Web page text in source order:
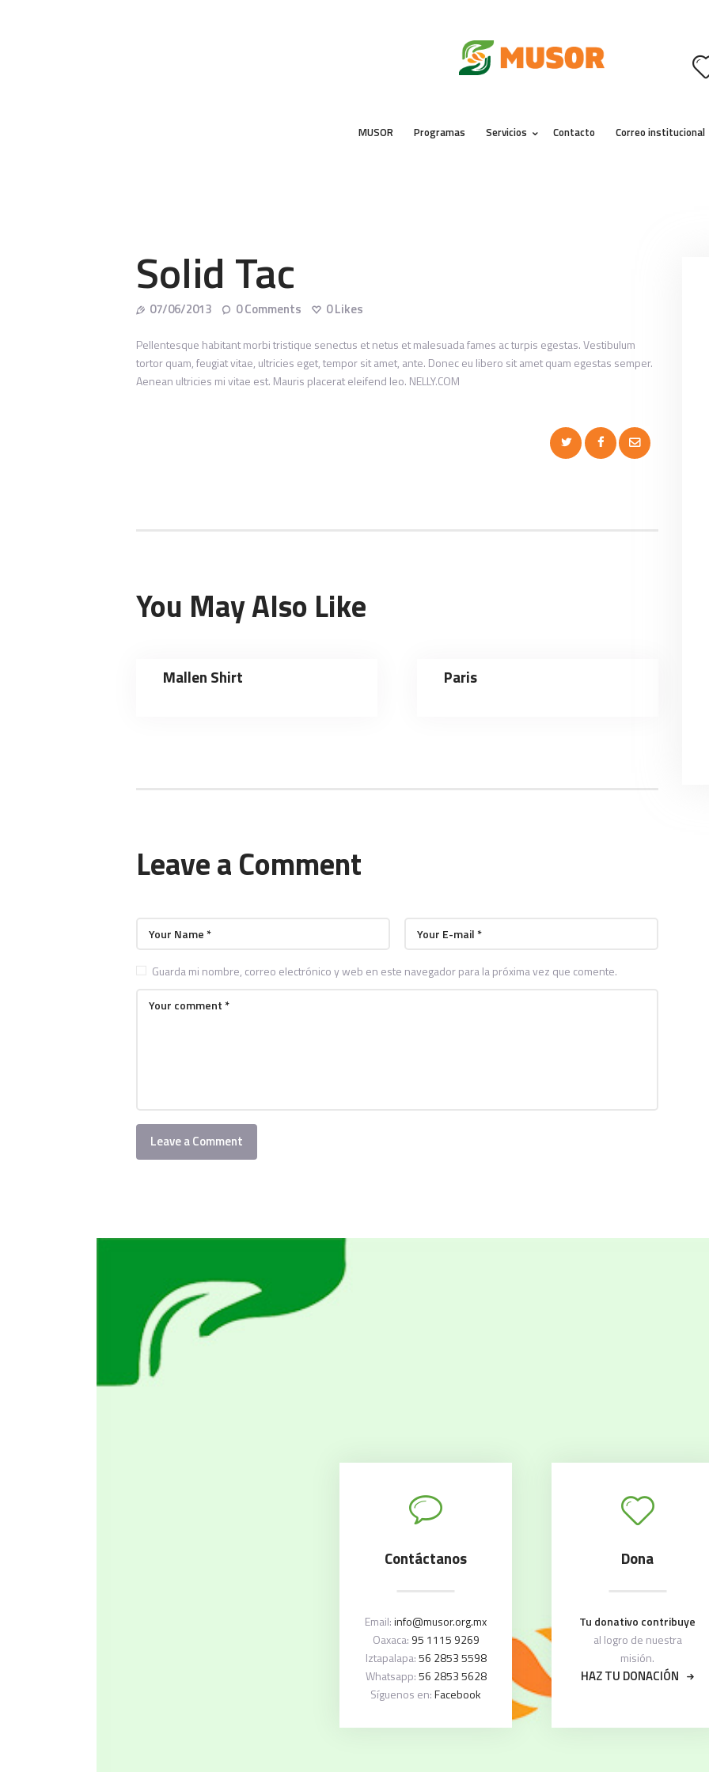
MUSOR Programas Servicios Contacto Correo institucional
PROGRAMAS
SERVICIOS
CONTACTO
Solid Tac
07/06/2013 0Comments 0Likes
Pellentesque habitant morbi tristique senectus et netus et malesuada fames ac turpis egestas. Vestibulum
tortor quam, feugiat vitae, ultricies eget, tempor sit amet, ante. Donec eu libero sit amet quam egestas semper.
Aenean ultricies mi vitae est. Mauris placerat eleifend leo. NELLY.COM
You May Also Like
Mallen Shirt Paris
Leave a Comment
Guarda mi nombre, correo electrónico y web en este navegador para la próxima vez que comente.
Contáctanos
Email:info@musor.org.mx
Oaxaca: 95 1115 9269
Iztapalapa:56 2853 5598
Whatsapp:56 2853 5628
Síguenos en:Facebook
Dona
Tu donativo contribuye
al logro de nuestra
misión.
HAZ TU DONACIÓN